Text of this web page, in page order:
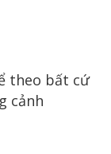
theo bất cứ
cảnh